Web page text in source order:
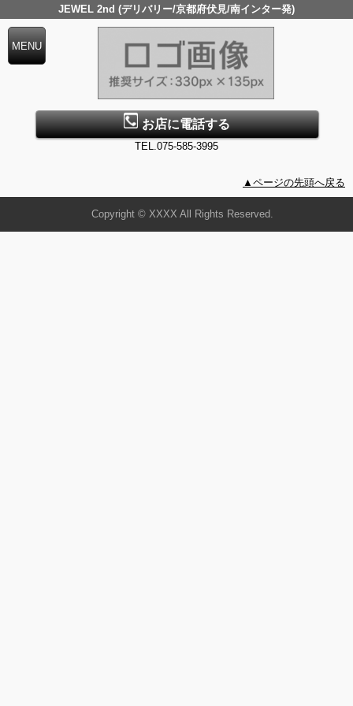
JEWEL 2nd (デリバリー/京都府伏見/南インター発)
お店に電話する
TEL.075-585-3995
▲ページの先頭へ戻る
Copyright © XXXX All Rights Reserved.